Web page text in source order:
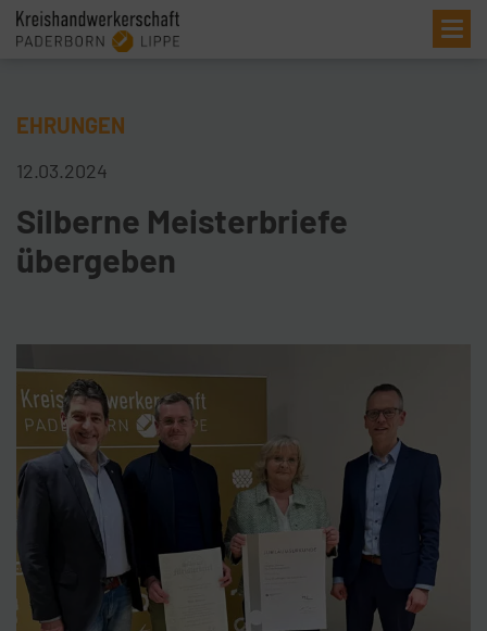
EHRUNGEN
12.03.2024
Silberne Meisterbriefe
übergeben